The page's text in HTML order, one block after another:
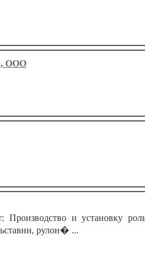
ООО
и установку
рулон� ...